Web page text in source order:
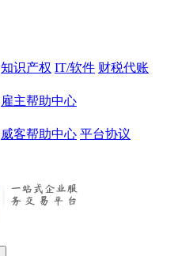
知识产权 IT/软件 财税代账
雇主帮助中心
威客帮助中心 平台协议